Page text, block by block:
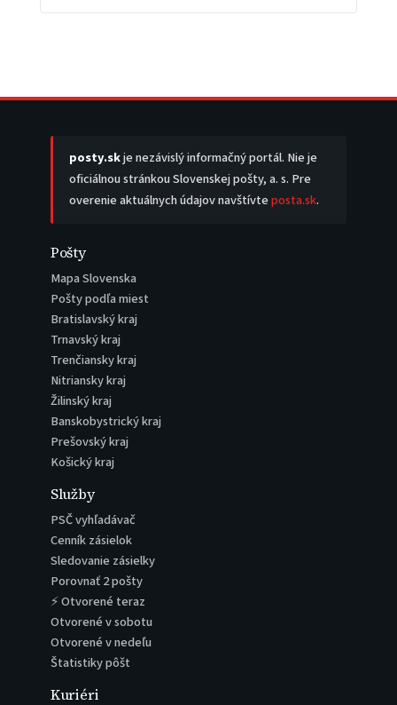
posty.skje nezávislý informačný portál. Nie je
oficiálnou stránkou Slovenskej pošty, a. s. Pre
overenie aktuálnych údajov navštívteposta.sk.
Pošty
Mapa Slovenska
Pošty podľa miest
Bratislavský kraj
Trnavský kraj
Trenčiansky kraj
Nitriansky kraj
Žilinský kraj
Banskobystrický kraj
Prešovský kraj
Košický kraj
Služby
PSČ vyhľadávač
Cenník zásielok
Sledovanie zásielky
Porovnať 2 pošty
⚡ Otvorené teraz
Otvorené v sobotu
Otvorené v nedeľu
Štatistiky pôšt
Kuriéri